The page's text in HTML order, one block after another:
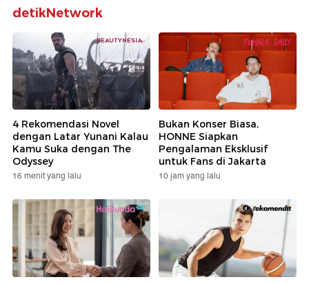
detikNetwork
4 Rekomendasi Novel
dengan Latar Yunani Kalau
Kamu Suka dengan The
Odyssey
16 menit yang lalu
Bukan Konser Biasa,
HONNE Siapkan
Pengalaman Eksklusif
untuk Fans di Jakarta
10 jam yang lalu